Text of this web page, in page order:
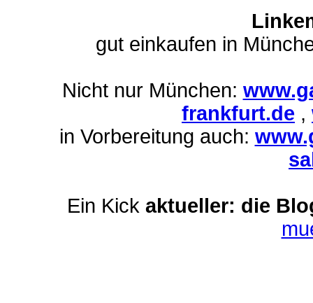
gut einkaufen in
Nicht nur München:
frankfurt.de ,
in Vorbereitung auch:
Ein Kick aktueller: die